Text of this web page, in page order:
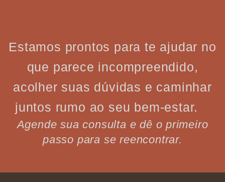
Estamos prontos para te ajudar no
que parece incompreendido,
acolher suas dúvidas e caminhar
juntos rumo ao seu bem-estar.
Agende sua consulta e dê o primeiro
passo para se reencontrar.